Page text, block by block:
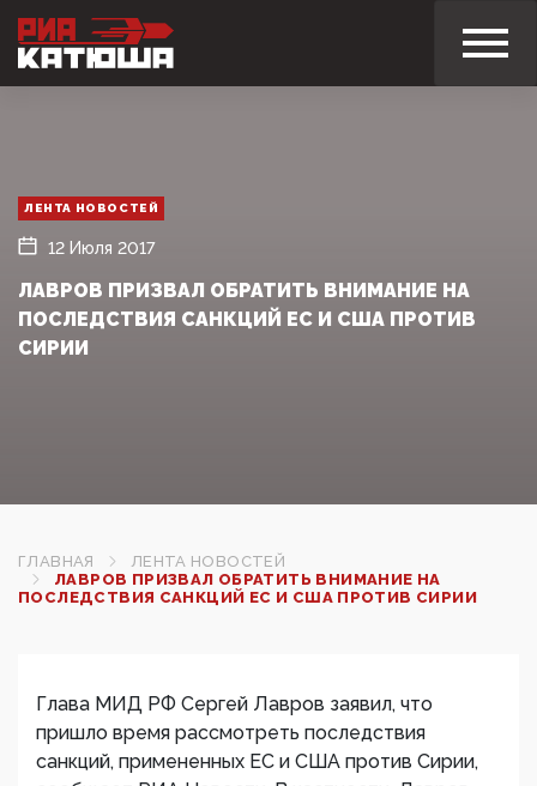
ЛЕНТА НОВОСТЕЙ
12 Июля 2017
ЛАВРОВ ПРИЗВАЛ ОБРАТИТЬ ВНИМАНИЕ НА
ПОСЛЕДСТВИЯ САНКЦИЙ ЕС И США ПРОТИВ
СИРИИ
ГЛАВНАЯ
ЛЕНТА НОВОСТЕЙ
ЛАВРОВ ПРИЗВАЛ ОБРАТИТЬ ВНИМАНИЕ НА
ПОСЛЕДСТВИЯ САНКЦИЙ ЕС И США ПРОТИВ СИРИИ
Глава МИД РФ Сергей Лавров заявил, что
пришло время рассмотреть последствия
санкций, примененных ЕС и США против Сирии,